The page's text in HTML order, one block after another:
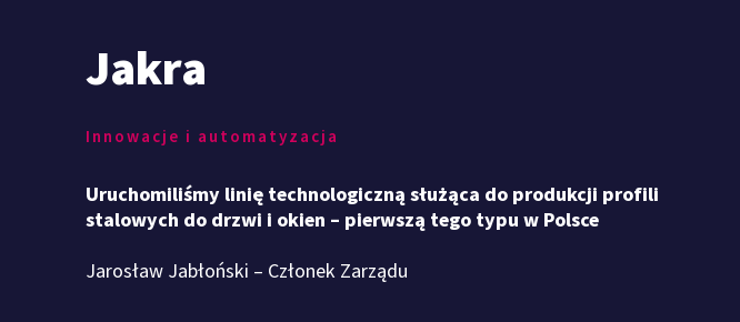
Jakra
Innowacje i automatyzacja
Uruchomiliśmy linię technologiczną służąca do produkcji profili
stalowych do drzwi i okien – pierwszą tego typu w Polsce
Jarosław Jabłoński – Członek Zarządu